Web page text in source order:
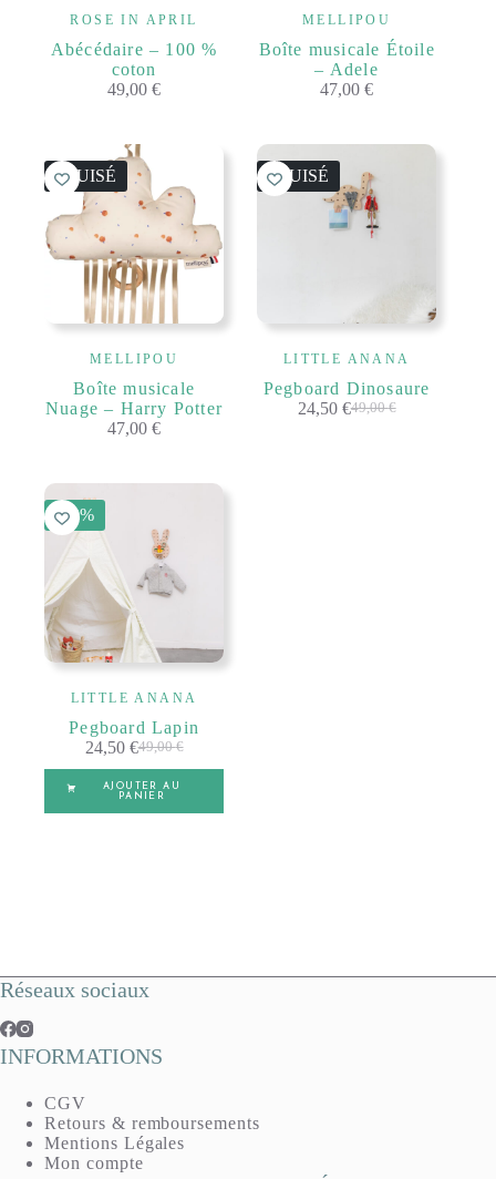
ROSE IN APRIL
Abécédaire – 100 %
coton
49,00€
MELLIPOU
Boîte musicale Étoile
– Adele
47,00€
ÉPUISÉ
MELLIPOU
Boîte musicale
Nuage – Harry Potter
47,00€
ÉPUISÉ
LITTLE ANANA
Pegboard Dinosaure
49,00€
Le
24,50 €Le
-50%
LITTLE ANANA
Pegboard Lapin
49,00€
Le
prix
initial
était :
24,50 €Le
prix
actuel
est :
AJOUTER AU
PANIER
Réseaux sociaux
INFORMATIONS
CGV
Retours & remboursements
Mentions Légales
Mon compte